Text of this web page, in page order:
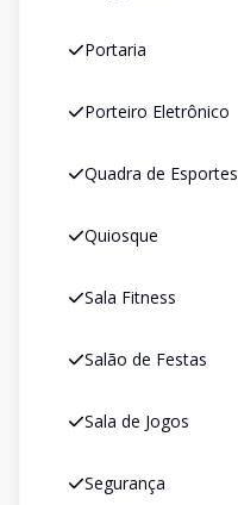
Portaria
Porteiro Eletrônico
Quadra de Esportes
Quiosque
Sala Fitness
Salão de Festas
Sala de Jogos
Segurança